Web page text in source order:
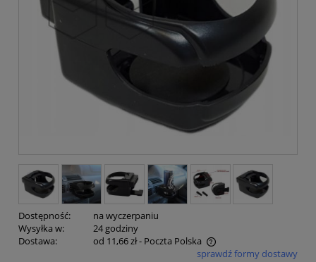
Dostępność:
na wyczerpaniu
Wysyłka w:
24 godziny
Dostawa:
od 11,66 zł- Poczta Polska
Cena nie zawiera ewentualnych kosztów płatnościsprawdź formy dostawy